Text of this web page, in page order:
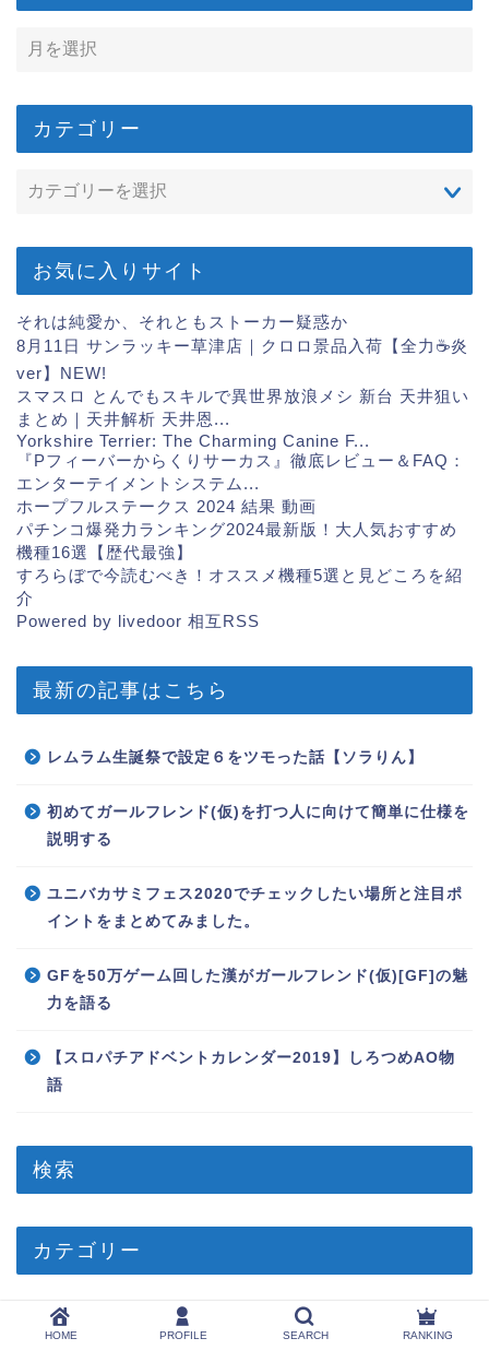
カテゴリー
お気に入りサイト
それは純愛か、それともストーカー疑惑か
8月11日 サンラッキー草津店｜クロロ景品入荷【全力☕炎
ver】
NEW!
スマスロ とんでもスキルで異世界放浪メシ 新台 天井狙い
まとめ｜天井解析 天井恩...
Yorkshire Terrier: The Charming Canine F...
『Pフィーバーからくりサーカス』徹底レビュー＆FAQ：
エンターテイメントシステム...
ホープフルステークス 2024 結果 動画
パチンコ爆発力ランキング2024最新版！大人気おすすめ
機種16選【歴代最強】
すろらぼで今読むべき！オススメ機種5選と見どころを紹
介
Powered by livedoor 相互RSS
最新の記事はこちら
レムラム生誕祭で設定６をツモった話【ソラりん】
初めてガールフレンド(仮)を打つ人に向けて簡単に仕様を
説明する
ユニバカサミフェス2020でチェックしたい場所と注目ポ
イントをまとめてみました。
GFを50万ゲーム回した漢がガールフレンド(仮)[GF]の魅
力を語る
【スロパチアドベントカレンダー2019】しろつめAO物
語
検索
カテゴリー
稼働日記
HOME PROFILE SEARCH RANKING